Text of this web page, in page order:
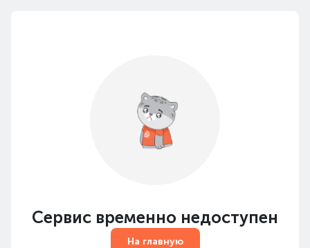
Сервис временно недоступен
На главную